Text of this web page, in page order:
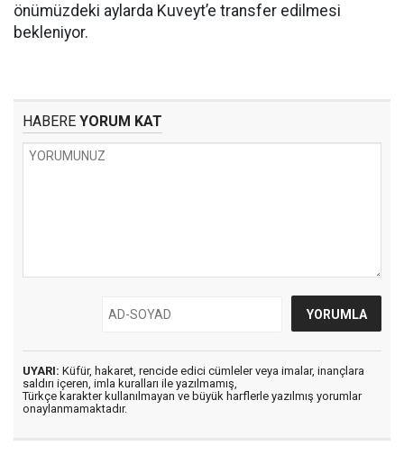
önümüzdeki aylarda Kuveyt’e transfer edilmesi
bekleniyor.
HABERE YORUM KAT
UYARI: Küfür, hakaret, rencide edici cümleler veya imalar, inançlara
saldırı içeren, imla kuralları ile yazılmamış,
Türkçe karakter kullanılmayan ve büyük harflerle yazılmış yorumlar
onaylanmamaktadır.